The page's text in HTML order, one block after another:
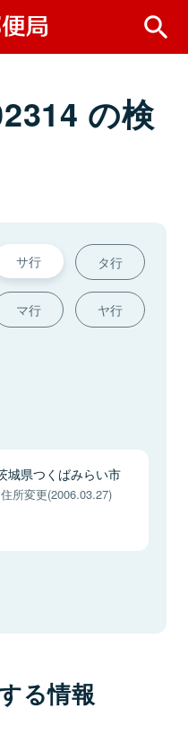
の検
サ行 タ行
マ行 ヤ行
城県つくばみらい市
所変更(2006.03.27)
る情報